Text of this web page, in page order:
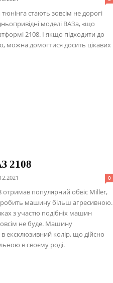
стають зовсім не дорогі
моделі ВАЗа, «що
2108. І якщо підходити до
можна домогтися досить цікавих
2108
0
отримав популярний обвіс Miller,
робить машину більш агресивною.
з участю подібніх машин
не буде. Машину
ексклюзивний колір, що дійсно
в своєму роді.